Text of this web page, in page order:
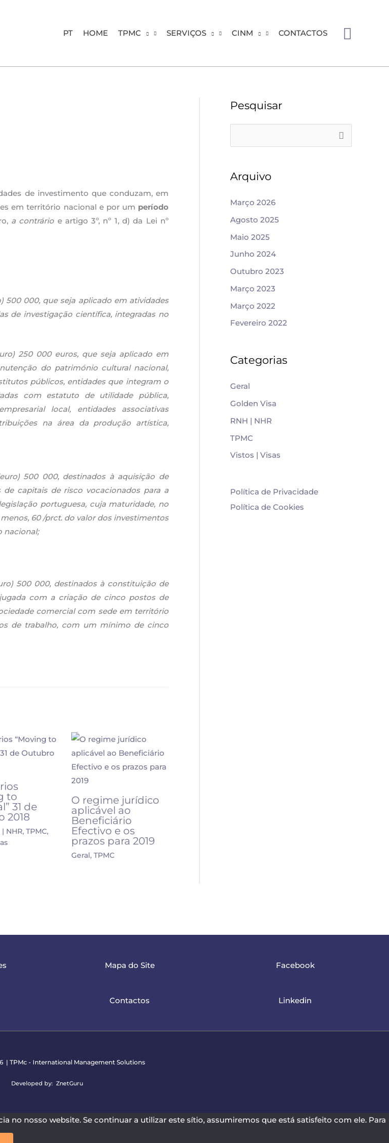
PT HOME TPMC SERVIÇOS CINM CONTACTOS
de investimento que conduzam, em
em território nacional e por um período
a contrário e artigo 3º, nº 1, d) da Lei nº
500 000, que seja aplicado em atividades
de investigação científica, integradas no
250 000 euros, que seja aplicado em
do património cultural nacional,
públicos, entidades que integram o
com estatuto de utilidade pública,
local, entidades associativas
na área da produção artística,
500 000, destinados à aquisição de
capitais de risco vocacionados para a
portuguesa, cuja maturidade, no
60 /prct. do valor dos investimentos
nacional;
500 000, destinados à constituição de
com a criação de cinco postos de
comercial com sede em território
de trabalho, com um mínimo de cinco
to
31 de
2018
| NHR, TPMC,
O regime jurídico
aplicável ao
Beneficiário
Efectivo e os
prazos para 2019
Geral, TPMC
Pesquisar
r
c
r
:
Arquivo
Março 2026
Agosto 2025
Maio 2025
Junho 2024
Outubro 2023
Março 2023
Março 2022
Fevereiro 2022
Categorias
Geral
Golden Visa
RNH | NHR
TPMC
Vistos | Visas
Política de Privacidade
Política de Cookies
Mapa do Site
Contactos
Facebook
Linkedin
| TPMc - International Management Solutions
Developed by: ZnetGuru
no nosso website. Se continuar a utilizar este sítio, assumiremos que está satisfeito com ele. Para